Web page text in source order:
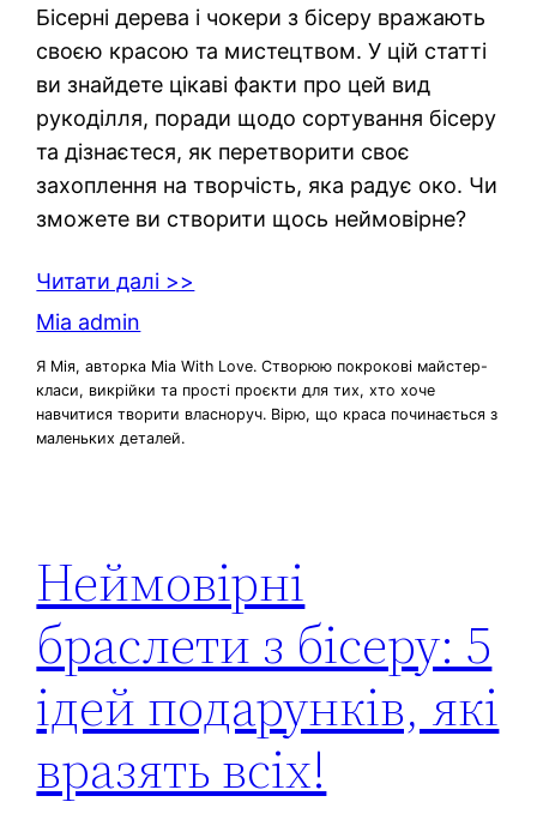
Бісерні дерева і чокери з бісеру вражають
своєю красою та мистецтвом. У цій статті
ви знайдете цікаві факти про цей вид
рукоділля, поради щодо сортування бісеру
та дізнаєтеся, як перетворити своє
захоплення на творчість, яка радує око. Чи
зможете ви створити щось неймовірне?
Читати далі >>
Mia admin
Я Мія, авторка Mia With Love. Створюю покрокові майстер-
класи, викрійки та прості проєкти для тих, хто хоче
навчитися творити власноруч. Вірю, що краса починається з
маленьких деталей.
Неймовірні
браслети з бісеру: 5
ідей подарунків, які
вразять всіх!